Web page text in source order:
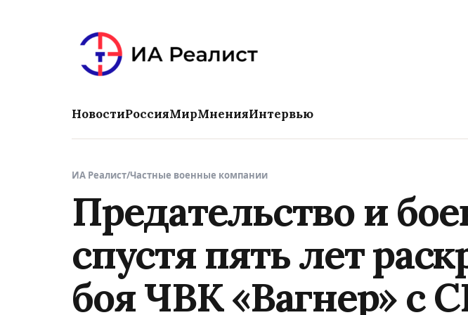
НовостиРоссияМирМненияИнтервью
ИА Реалист/Частные военные компании
Предательство и
спустя пять лет
боя ЧВК «Вагнер»